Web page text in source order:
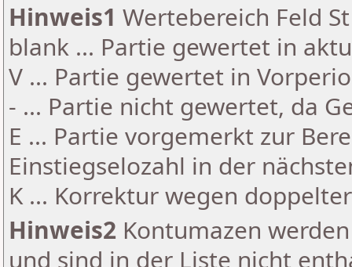
Hinweis1 Wertebereich Feld
blank ... Partie gewertet in
V ... Partie gewertet in
- ... Partie nicht gewertet, da
E ... Partie vorgemerkt zur
Einstiegselozahl in der
K ... Korrektur wegen
Hinweis2 Kontumazen
und sind in der Liste nicht